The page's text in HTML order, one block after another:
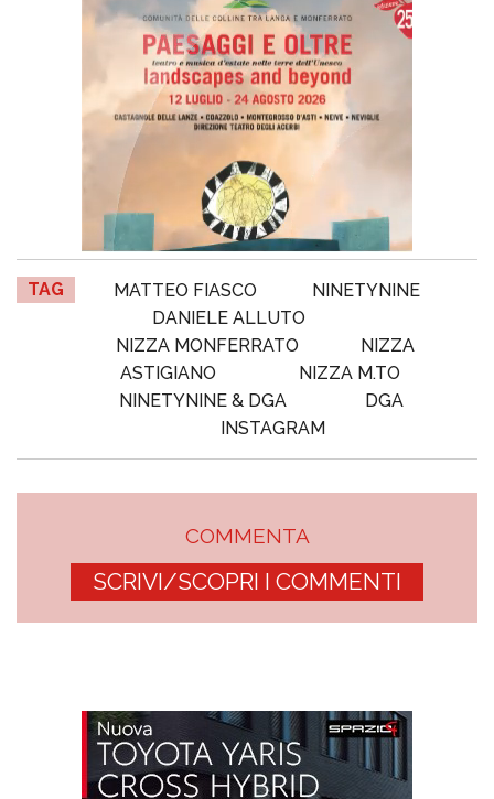
TAG MATTEO FIASCO
NINETYNINE
DANIELE ALLUTO
NIZZA MONFERRATO
NIZZA
ASTIGIANO
NIZZA M.TO
NINETYNINE & DGA
DGA
INSTAGRAM
COMMENTA
SCRIVI/SCOPRI I COMMENTI